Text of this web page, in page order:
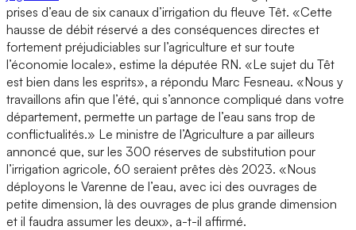
prises d’eau de six canaux d’irrigation du fleuve Têt. «Cette
hausse de débit réservé a des conséquences directes et
fortement préjudiciables sur l’agriculture et sur toute
l’économie locale», estime la députée RN. «Le sujet du Têt
est bien dans les esprits», a répondu Marc Fesneau. «Nous y
travaillons afin que l’été, qui s’annonce compliqué dans votre
département, permette un partage de l’eau sans trop de
conflictualités.» Le ministre de l’Agriculture a par ailleurs
annoncé que, sur les 300 réserves de substitution pour
l’irrigation agricole, 60 seraient prêtes dès 2023. «Nous
déployons le Varenne de l’eau, avec ici des ouvrages de
petite dimension, là des ouvrages de plus grande dimension
et il faudra assumer les deux», a-t-il affirmé.